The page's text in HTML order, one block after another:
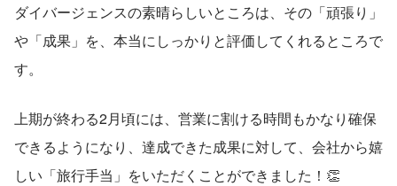
ダイバージェンスの素晴らしいところは、その「頑張り」
や「成果」を、本当にしっかりと評価してくれるところで
す。
上期が終わる2月頃には、営業に割ける時間もかなり確保
できるようになり、達成できた成果に対して、会社から嬉
しい「旅行手当」をいただくことができました！👏